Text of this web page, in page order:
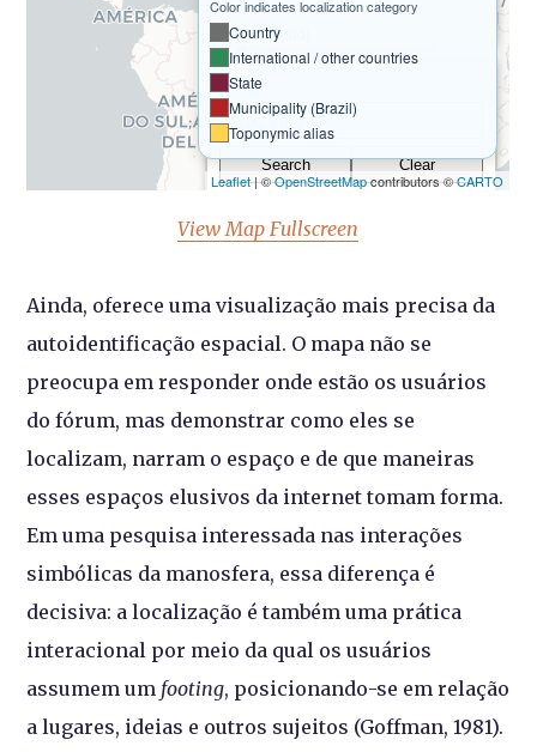
View Map Fullscreen
Ainda, oferece uma visualização mais precisa da
autoidentificação espacial. O mapa não se
preocupa em responder onde estão os usuários
do fórum, mas demonstrar como eles se
localizam, narram o espaço e de que maneiras
esses espaços elusivos da internet tomam forma.
Em uma pesquisa interessada nas interações
simbólicas da manosfera, essa diferença é
decisiva: a localização é também uma prática
interacional por meio da qual os usuários
assumem um footing, posicionando-se em relação
a lugares, ideias e outros sujeitos (Goffman, 1981).